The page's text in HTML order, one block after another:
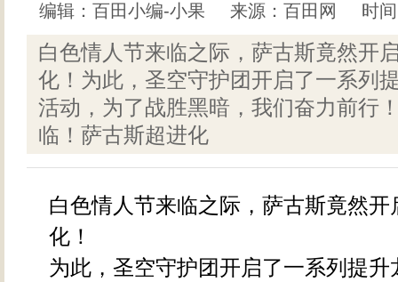
编辑：百田小编-小果 来源： 百田网 时
白色情人节来临之际，萨古斯竟然开
化！为此，圣空守护团开启了一系列
活动，为了战胜黑暗，我们奋力前行
临！萨古斯超进化
白色情人节来临之际，萨古斯竟然开
化！
为此，圣空守护团开启了一系列提升